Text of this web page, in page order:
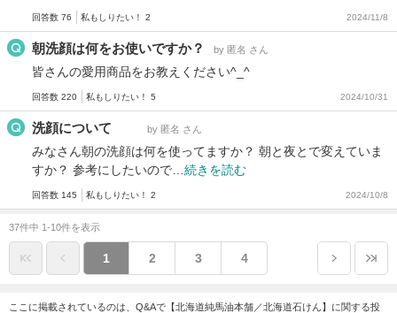
回答数 76 私もしりたい！ 2 2024/11/8
朝洗顔は何をお使いですか？ by 匿名 さん
皆さんの愛用商品をお教えください^_^
回答数 220 私もしりたい！ 5 2024/10/31
洗顔について by 匿名 さん
みなさん朝の洗顔は何を使ってますか？ 朝と夜とで変えていま
すか？ 参考にしたいので… 続きを読む
回答数 145 私もしりたい！ 2 2024/10/8
37件中 1-10件を表示
1 2 3 4
ここに掲載されているのは、Q&Aで【北海道純馬油本舗／北海道石けん】に関する投